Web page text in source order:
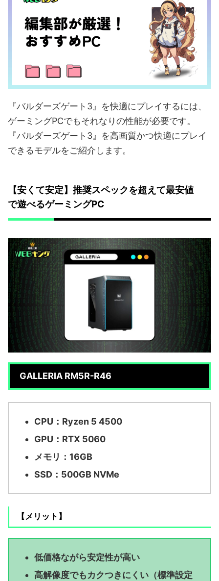
『バルダーズゲート3』を快適にプレイするには、
ゲーミングPCでもそれなりの性能が必要です。
『バルダーズゲート3』を高画質かつ快適にプレイ
できるモデルをご紹介します。
【安くて安定】推奨スペックを超えて最安値
で遊べるゲーミングPC
GALLERIA RM5R-R46
CPU：Ryzen 5 4500
GPU：RTX 5060
メモリ：16GB
SSD：500GB NVMe
【メリット】
低価格ながら安定性が高い
高解像度でもカクつきにくい（標準設定